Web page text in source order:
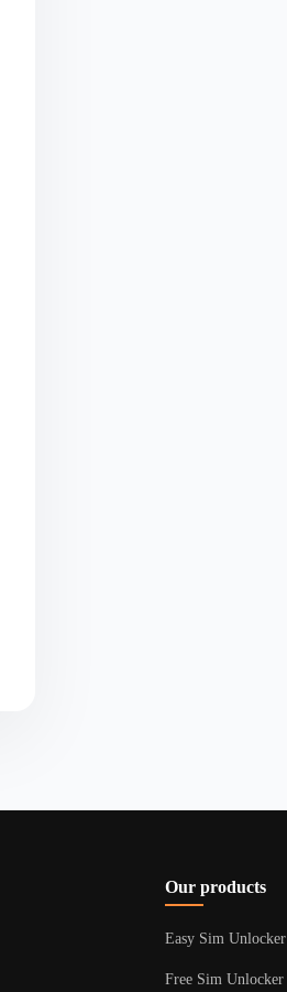
Our products
Easy Sim Unlocker
Free Sim Unlocker